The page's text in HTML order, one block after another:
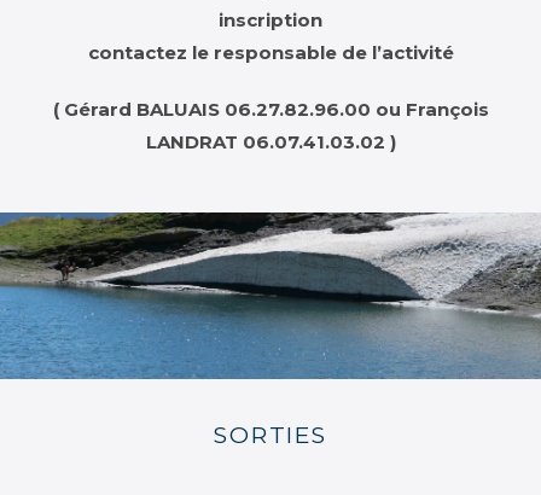
inscription
contactez le responsable de l’activité
( Gérard BALUAIS 06.27.82.96.00 ou François
LANDRAT 06.07.41.03.02 )
SORTIES